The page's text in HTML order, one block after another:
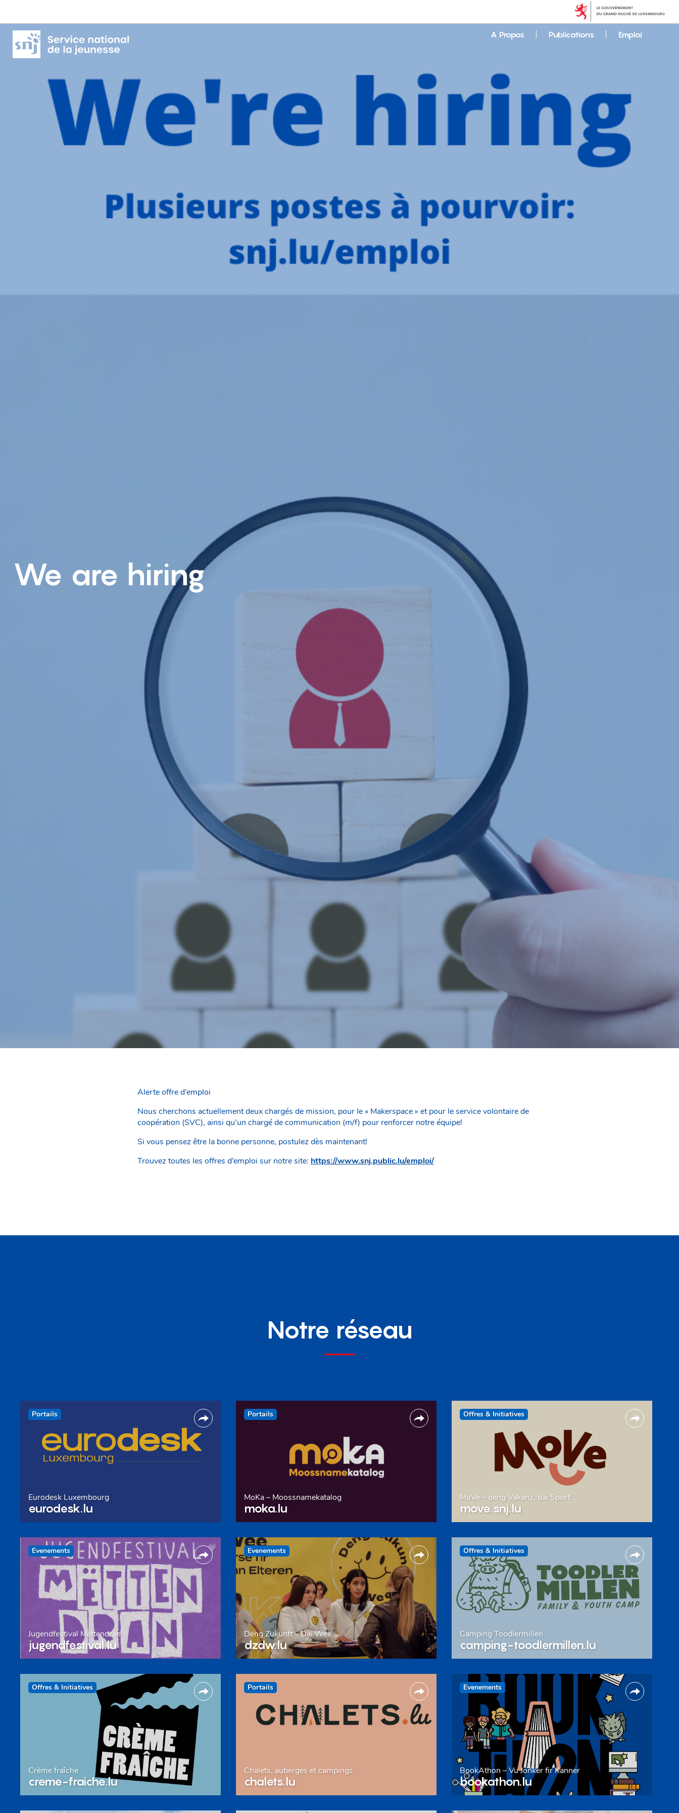
A Propos Publications Emploi
We are hiring
Alerte offre d’emploi
Nous cherchons actuellement deux chargés de mission, pour le « Makerspace » et pour le service volontaire de
coopération (SVC), ainsi qu’un chargé de communication (m/f) pour renforcer notre équipe!
Si vous pensez être la bonne personne, postulez dès maintenant!
Trouvez toutes les offres d’emploi sur notre site: https://www.snj.public.lu/emploi/
Notre réseau
Portails
Eurodesk Luxembourg
eurodesk.lu
Portails
MoKa – Moossnamekatalog
moka.lu
Offres & Initiatives
MoVe – deng Vakanz, däi Sport
move.snj.lu
Evenements
Jugendfestival Mëttendran
jugendfestival.lu
Evenements
Deng Zukunft – Däi Wee
dzdw.lu
Offres & Initiatives
Camping Toodlermillen
camping-toodlermillen.lu
Offres & Initiatives
Crème fraîche
creme-fraiche.lu
Portails
Chalets, auberges et campings
chalets.lu
Evenements
BookAthon – Vu Jonker fir Kanner
bookathon.lu